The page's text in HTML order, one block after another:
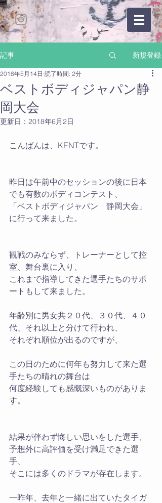
記事 新規登録
ベストボディジャパン静
岡大会
2018年5月14日 読了時間: 2分
更新日： 2018年6月2日
こんばんは、KENTです。
昨日は午前中のセッションの後に日本
でも有数のボディコンテスト、
「ベストボディジャパン　静岡大会」
に行って来ました。
観戦のみならず、トレーナーとして控
室、舞台裏に入り、
これまで指導してきた選手たちのサポ
ートもして来ました。
年齢別に男女共２０代、３０代、４０
代、それ以上と分けて行われ、
それぞれ順位が出るのですが、
この日のために何年も努力して来た選
手たちの晴れの舞台は
何度経験しても感慨深いものがありま
す。
結果が伴わず悔しい思いをした選手、
予想外に高評価を受け満足できた選
手、
そこには多くのドラマが存在します。
一昨年、去年と一緒に出ていたタイガ